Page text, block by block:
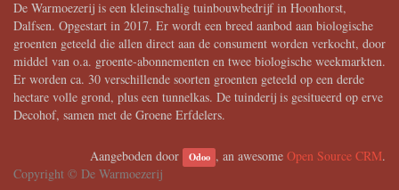
De Warmoezerij is een kleinschalig tuinbouwbedrijf in Hoonhorst,
Dalfsen. Opgestart in 2017. Er wordt een breed aanbod aan biologische
groenten geteeld die allen direct aan de consument worden verkocht, door
middel van o.a. groente-abonnementen en twee biologische weekmarkten.
Er worden ca. 30 verschillende soorten groenten geteeld op een derde
hectare volle grond, plus een tunnelkas. De tuinderij is gesitueerd op erve
Decohof, samen met de Groene Erfdelers.
Aangeboden door Odoo , an awesome Open Source CRM.
Copyright © De Warmoezerij